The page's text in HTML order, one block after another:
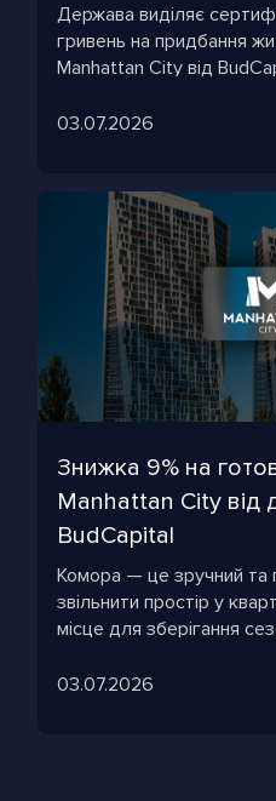
Держава виділяє
гривень на придбання
Manhattan City від
03.07.2026
Знижка 9% на
Manhattan City від
BudCapital
Комора — це зручний та
звільнити простір у
місце для зберігання
зазвичай займає багато
03.07.2026